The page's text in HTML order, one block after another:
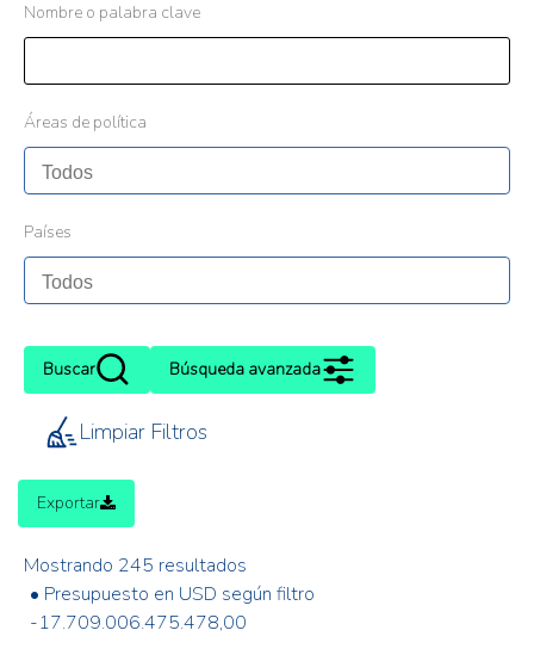
Nombre o palabra clave
Áreas de política
Países
Buscar Búsqueda avanzada
Limpiar Filtros
Exportar
Mostrando 245 resultados
• Presupuesto en USD según filtro
-17.709.006.475.478,00